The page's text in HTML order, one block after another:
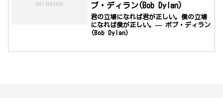
ブ・ディラン(Bob Dylan)
君の立場になれば君が正しい。僕の立場
になれば僕が正しい。— ボブ・ディラン
(Bob Dylan)